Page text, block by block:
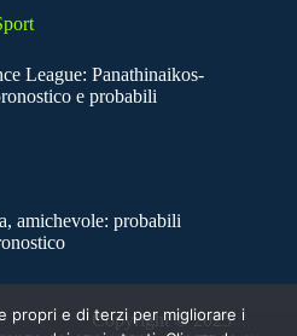
League: Panathinaikos-
e probabili
amichevole: probabili
Copyright © 2025
propri e di terzi per migliorare i